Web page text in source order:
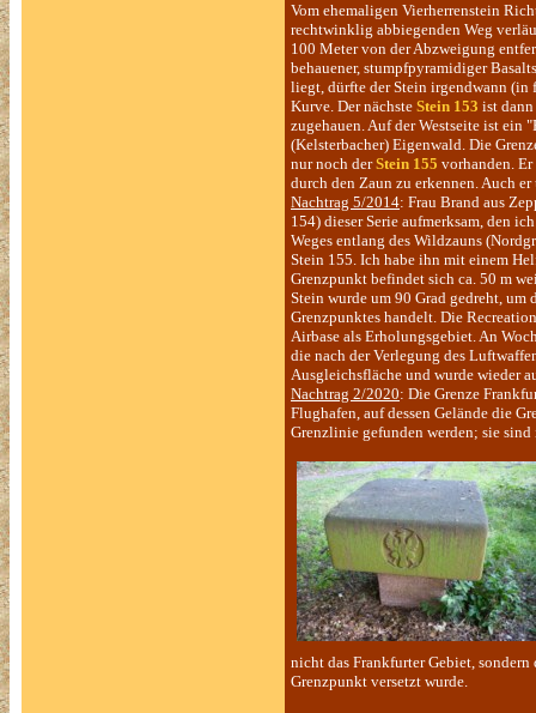
Vom ehemaligen Vierherrenstein
rechtwinklig abbiegenden Weg
100 Meter von der Abzweigung
behauener, stumpfpyramidiger
liegt, dürfte der Stein irgendwann (in
Kurve. Der nächste Stein 153 ist
zugehauen. Auf der Westseite ist ein
(Kelsterbacher) Eigenwald. Die
nur noch derStein 155 vorhanden.
durch den Zaun zu erkennen. Auch
Nachtrag 5/2014: Frau Brand aus
154) dieser Serie aufmerksam, den
Weges entlang des Wildzauns
Stein 155. Ich habe ihn mit einem
Grenzpunkt befindet sich ca. 50 m
Stein wurde um 90 Grad gedreht,
Grenzpunktes handelt. Die
Airbase als Erholungsgebiet. An
die nach der Verlegung des
Ausgleichsfläche und wurde wieder
Nachtrag 2/2020: Die Grenze
Flughafen, auf dessen Gelände die
Grenzlinie gefunden werden; sie
nicht das Frankfurter Gebiet, sondern
Grenzpunkt versetzt wurde.